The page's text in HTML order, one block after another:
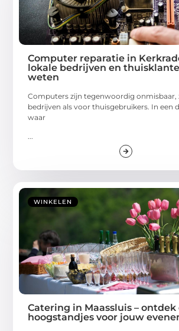
Computer reparatie in
lokale bedrijven en
weten
Computers zijn tegenwoordig onmisbaar,
bedrijven als voor thuisgebruikers. In een
waar
...
WINKELEN
Catering in Maassluis –
hoogstandjes voor jouw